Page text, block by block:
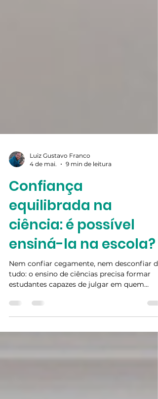
4 de mai.
9 min de leitura
Confiança
equilibrada na
ciência: é possível
ensiná-la na escola?
Nem confiar cegamente, nem desconfiar de
estudantes capazes de julgar em quem